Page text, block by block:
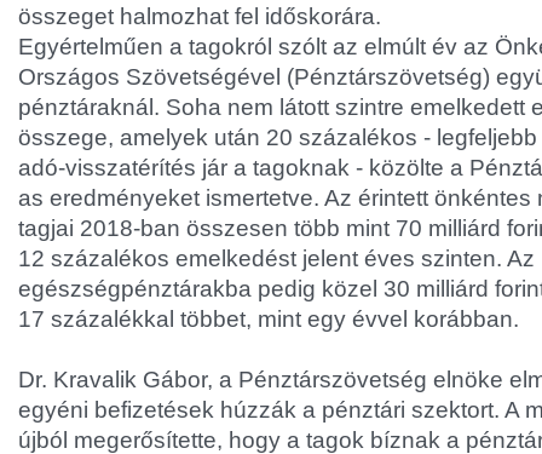
összeget halmozhat fel időskorára.
Egyértelműen a tagokról szólt az elmúlt év az
Országos Szövetségével (Pénztárszövetség)
pénztáraknál. Soha nem látott szintre emelkedett
összege, amelyek után 20 százalékos -
adó-visszatérítés jár a tagoknak - közölte a
as eredményeket ismertetve. Az érintett önkéntes
tagjai 2018-ban összesen több mint 70 milliárd
12 százalékos emelkedést jelent éves szinten. Az
egészségpénztárakba pedig közel 30 milliárd
17 százalékkal többet, mint egy évvel korábban.
Dr. Kravalik Gábor, a Pénztárszövetség elnöke
egyéni befizetések húzzák a pénztári szektort. A
újból megerősítette, hogy a tagok bíznak a